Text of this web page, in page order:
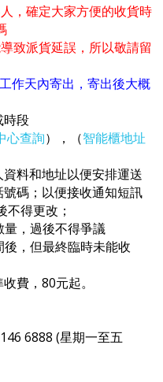
，確定大家方便的收貨時
致派貨延誤，所以敬請留
作天內寄出，寄出後大概
段
心查詢），（智能櫃地址
料和地址以便安排運送
碼；以便接收通知短訊
得更改；
，過後不得爭議
，但最終臨時未能收
費，80元起。
6888 (星期一至五